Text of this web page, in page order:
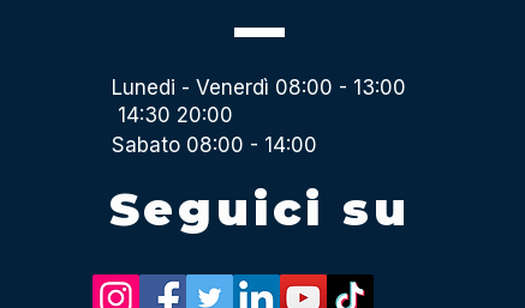
Lunedi - Venerdì 08:00 - 13:00
14:30 20:00
Sabato 08:00 - 14:00
Seguici su